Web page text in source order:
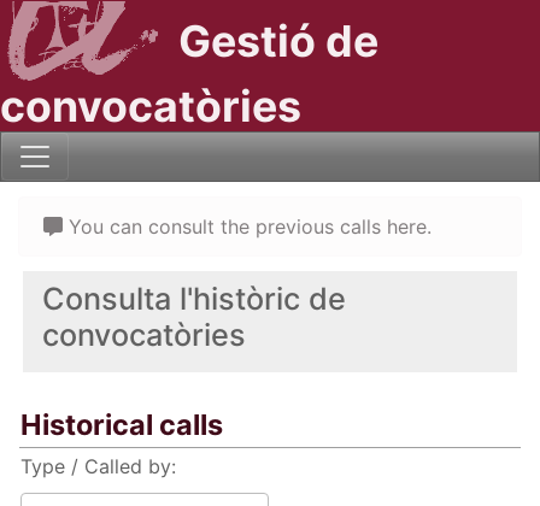
Gestió de
convocatòries
Consulta l'històric de
convocatòries
Historical calls
Type / Called by:
You can consult the previous calls here.